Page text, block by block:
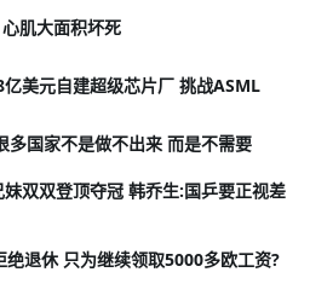
肌大面积坏死
美元自建超级芯片厂 挑战ASML
多国家不是做不出来 而是不需要
双双登顶夺冠 韩乔生:国乒要正视差
绝退休 只为继续领取5000多欧工资?